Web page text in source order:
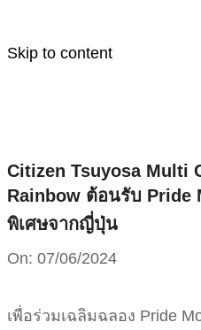
Skip to content
Citizen Tsuyosa Multi
Rainbow ต้อนรับ Pride
พิเศษจากญี่ปุ่น
On: 07/06/2024
เพื่อร่วมเฉลิมฉลอง Pride